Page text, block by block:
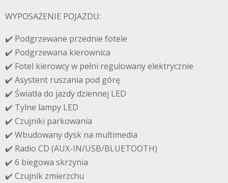
WYPOSAŻENIE POJAZDU:
✔️ Podgrzewane przednie fotele
✔️ Podgrzewana kierownica
✔️ Fotel kierowcy w pełni regulowany elektrycznie
✔️ Asystent ruszania pod górę
✔️ Światła do jazdy dziennej LED
✔️ Tylne lampy LED
✔️ Czujniki parkowania
✔️ Wbudowany dysk na multimedia
✔️ Radio CD (AUX-IN/USB/BLUETOOTH)
✔️ 6 biegowa skrzynia
✔️ Czujnik zmierzchu